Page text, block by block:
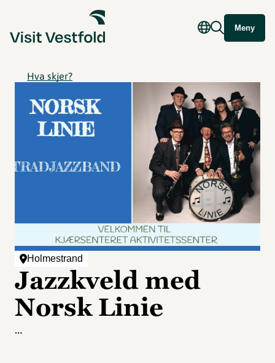
Meny
Hva skjer?
Holmestrand
Jazzkveld med
Norsk Linie
…